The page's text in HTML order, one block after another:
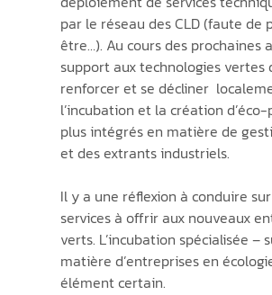
par le réseau des CLD (faute de
être…). Au cours des prochaines
support aux technologies vertes
renforcer et se décliner
l’incubation et la création
plus intégrés en matière de
et des extrants industriels.
Il y a une réflexion à conduire
services à offrir aux nouveaux
verts. L’incubation spécialisée –
matière d’entreprises en
élément certain.